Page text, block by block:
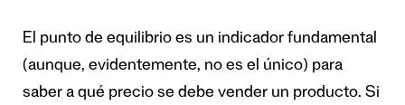
El punto de equilibrio es un indicador fundamental
(aunque, evidentemente, no es el único) para
saber a qué precio se debe vender un producto. Si